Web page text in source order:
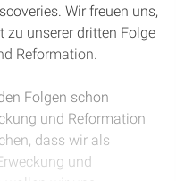
Wir freuen uns,
zu unserer dritten Folge
Reformation.
Folgen schon
und Reformation
dass wir als
und